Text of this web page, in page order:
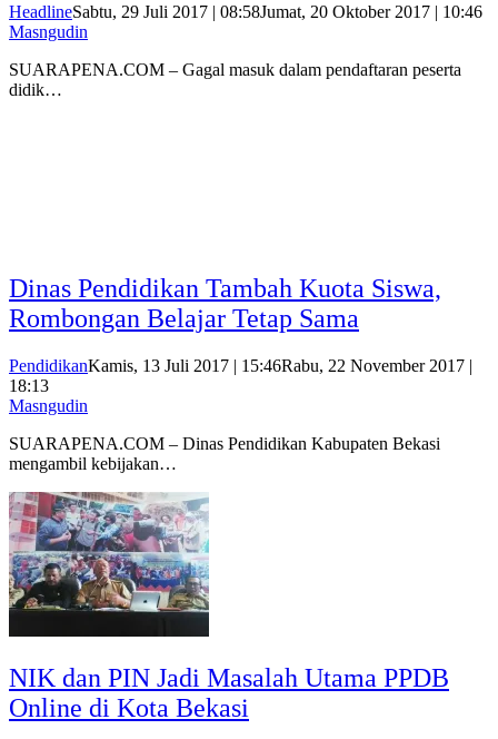
HeadlineSabtu, 29 Juli 2017 | 08:58Jumat, 20 Oktober 2017 | 10:46
Masngudin
SUARAPENA.COM – Gagal masuk dalam pendaftaran peserta
didik…
Dinas Pendidikan Tambah Kuota Siswa,
Rombongan Belajar Tetap Sama
PendidikanKamis, 13 Juli 2017 | 15:46Rabu, 22 November 2017 |
18:13
Masngudin
SUARAPENA.COM – Dinas Pendidikan Kabupaten Bekasi
mengambil kebijakan…
NIK dan PIN Jadi Masalah Utama PPDB
Online di Kota Bekasi